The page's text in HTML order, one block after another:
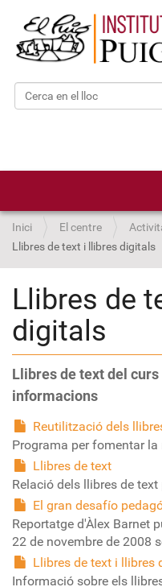
Cerca
Inici El centre
Llibres de text i llibres digitals
Llibres de
digitals
Llibres de text del
informacions
Reutilització dels
Programa per fomentar
Llibres de text
Relació dels llibres de
El gran desafío
Reportatge d'Àlex Barnet
22 de novembre de 2008
Llibres de text i llibres
Informació sobre els